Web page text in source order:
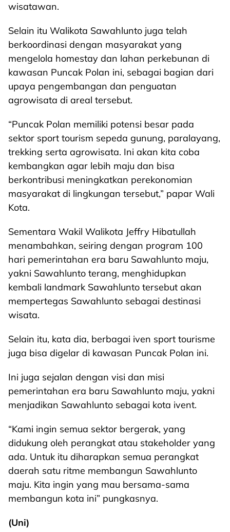
wisatawan.
Selain itu Walikota Sawahlunto juga telah
berkoordinasi dengan masyarakat yang
mengelola homestay dan lahan perkebunan di
kawasan Puncak Polan ini, sebagai bagian dari
upaya pengembangan dan penguatan
agrowisata di areal tersebut.
“Puncak Polan memiliki potensi besar pada
sektor sport tourism sepeda gunung, paralayang,
trekking serta agrowisata. Ini akan kita coba
kembangkan agar lebih maju dan bisa
berkontribusi meningkatkan perekonomian
masyarakat di lingkungan tersebut,” papar Wali
Kota.
Sementara Wakil Walikota Jeffry Hibatullah
menambahkan, seiring dengan program 100
hari pemerintahan era baru Sawahlunto maju,
yakni Sawahlunto terang, menghidupkan
kembali landmark Sawahlunto tersebut akan
mempertegas Sawahlunto sebagai destinasi
wisata.
Selain itu, kata dia, berbagai iven sport tourisme
juga bisa digelar di kawasan Puncak Polan ini.
Ini juga sejalan dengan visi dan misi
pemerintahan era baru Sawahlunto maju, yakni
menjadikan Sawahlunto sebagai kota ivent.
“Kami ingin semua sektor bergerak, yang
didukung oleh perangkat atau stakeholder yang
ada. Untuk itu diharapkan semua perangkat
daerah satu ritme membangun Sawahlunto
maju. Kita ingin yang mau bersama-sama
membangun kota ini” pungkasnya.
(Uni)